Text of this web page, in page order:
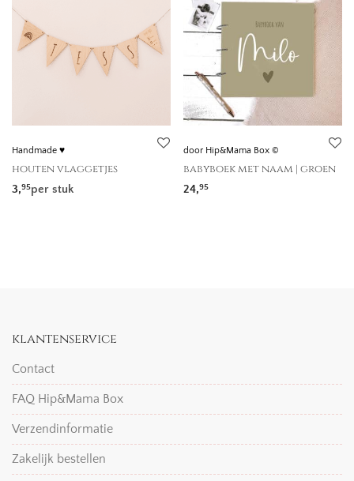
Handmade ♥
houten vlaggetjes
3,95per stuk
door Hip&Mama Box ©
babyboek met naam | groen
24,95
klantenservice
Contact
FAQ Hip&Mama Box
Verzendinformatie
Zakelijk bestellen